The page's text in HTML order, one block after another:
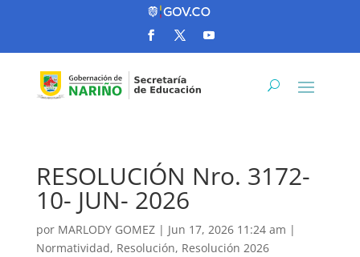
RESOLUCIÓN Nro. 3172-
10- JUN- 2026
por MARLODY GOMEZ| Jun 17, 2026 11:24 am |
Normatividad, Resolución, Resolución 2026